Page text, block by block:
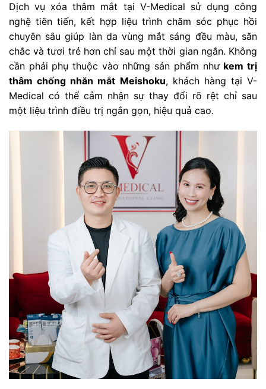
Dịch vụ xóa thâm mắt tại V-Medical sử dụng công
nghệ tiên tiến, kết hợp liệu trình chăm sóc phục hồi
chuyên sâu giúp làn da vùng mắt sáng đều màu, săn
chắc và tươi trẻ hơn chỉ sau một thời gian ngắn. Không
cần phải phụ thuộc vào những sản phẩm như kem trị
thâm chống nhăn mắt Meishoku, khách hàng tại V-
Medical có thể cảm nhận sự thay đổi rõ rệt chỉ sau
một liệu trình điều trị ngắn gọn, hiệu quả cao.